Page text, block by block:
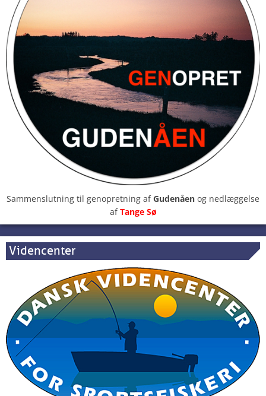
Sammenslutning til genopretning afGudenåen og nedlæggelse
afTange Sø
Videncenter